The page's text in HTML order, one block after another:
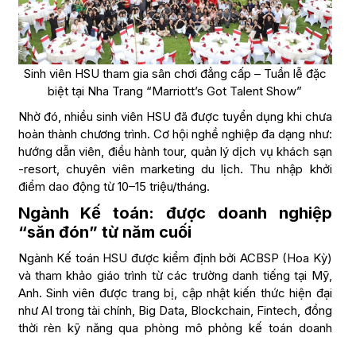
Sinh viên HSU tham gia sân chơi đẳng cấp – Tuần lễ đặc
biệt tại Nha Trang “Marriott’s Got Talent Show”
Nhờ đó, nhiều sinh viên HSU đã được tuyển dụng khi chưa
hoàn thành chương trình. Cơ hội nghề nghiệp đa dạng như:
hướng dẫn viên, điều hành tour, quản lý dịch vụ khách sạn
-resort, chuyên viên marketing du lịch. Thu nhập khởi
điểm dao động từ 10–15 triệu/tháng.
Ngành Kế toán: được doanh nghiệp
“săn đón” từ năm cuối
Ngành Kế toán HSU được kiểm định bởi ACBSP (Hoa Kỳ)
và tham khảo giáo trình từ các trường danh tiếng tại Mỹ,
Anh. Sinh viên được trang bị, cập nhật kiến thức hiện đại
như AI trong tài chính, Big Data, Blockchain, Fintech, đồng
thời rèn kỹ năng qua phòng mô phỏng kế toán doanh